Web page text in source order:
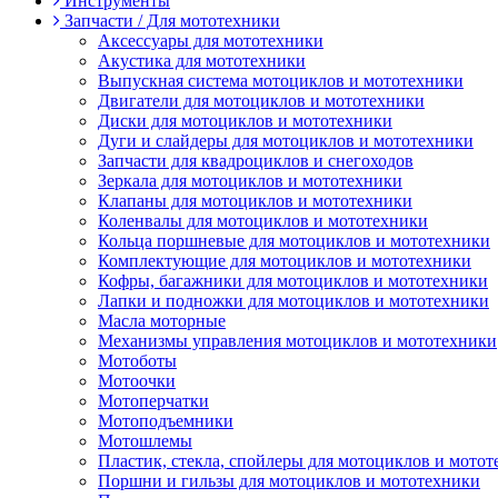
Запчасти / Для мототехники
Аксессуары для мототехники
Акустика для мототехники
Выпускная система мотоциклов и мототехники
Двигатели для мотоциклов и мототехники
Диски для мотоциклов и мототехники
Дуги и слайдеры для мотоциклов и мототехники
Запчасти для квадроциклов и снегоходов
Зеркала для мотоциклов и мототехники
Клапаны для мотоциклов и мототехники
Коленвалы для мотоциклов и мототехники
Кольца поршневые для мотоциклов и мототехники
Комплектующие для мотоциклов и мототехники
Кофры, багажники для мотоциклов и мототехники
Лапки и подножки для мотоциклов и мототехники
Масла моторные
Механизмы управления мотоциклов и мототехники
Мотоботы
Мотоочки
Мотоперчатки
Мотоподъемники
Мотошлемы
Пластик, стекла, спойлеры для мотоциклов и
Поршни и гильзы для мотоциклов и мототехники